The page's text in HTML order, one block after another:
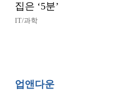
집은 ‘5분’
IT/과학
업앤다운